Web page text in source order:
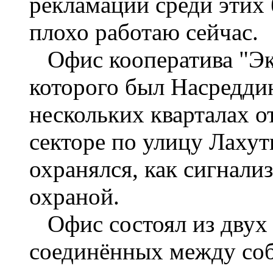
плохо работаю сейчас.
Офис кооператива
которого был
нескольких кварталах
секторе по улицу
охранялся, как
охраной.
Офис состоял из
соединённых между